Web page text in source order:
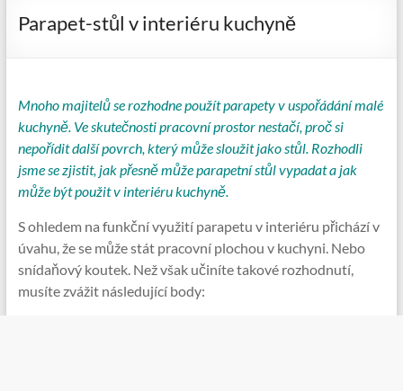
Parapet-stůl v interiéru kuchyně
Mnoho majitelů se rozhodne použít parapety v uspořádání malé
kuchyně. Ve skutečnosti pracovní prostor nestačí, proč si
nepořídit další povrch, který může sloužit jako stůl. Rozhodli
jsme se zjistit, jak přesně může parapetní stůl vypadat a jak
může být použit v interiéru kuchyně.
S ohledem na funkční využití parapetu v interiéru přichází v
úvahu, že se může stát pracovní plochou v kuchyni. Nebo
snídaňový koutek. Než však učiníte takové rozhodnutí,
musíte zvážit následující body: